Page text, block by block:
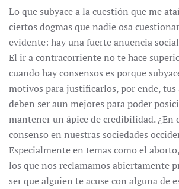
Lo que subyace a la cuestión que me
ciertos dogmas que nadie osa
evidente: hay una fuerte anuencia
El ir a contracorriente no te hace
cuando hay consensos es porque
motivos para justificarlos, por ende, tus
deben ser aun mejores para poder
mantener un ápice de credibilidad. ¿En
consenso en nuestras sociedades
Especialmente en temas como el
los que nos reclamamos abiertamente
ser que alguien te acuse con alguna de